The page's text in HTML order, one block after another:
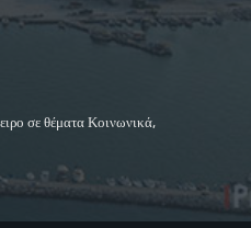
σε θέματα Κοινωνικά,